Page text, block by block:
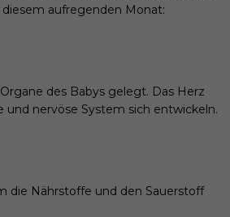
aufregenden Monat:
des Babys gelegt. Das Herz
nervöse System sich entwickeln.
die Nährstoffe und den Sauerstoff